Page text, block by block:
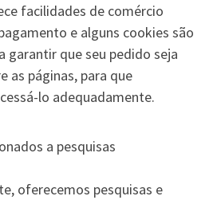
facilidades de comércio
e alguns cookies são
garantir que seu pedido seja
as páginas, para que
lo adequadamente.
a pesquisas
oferecemos pesquisas e